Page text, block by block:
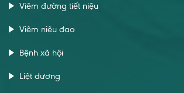
Viêm đường tiết niệu
Viêm niệu đạo
Bệnh xã hội
Liệt dương